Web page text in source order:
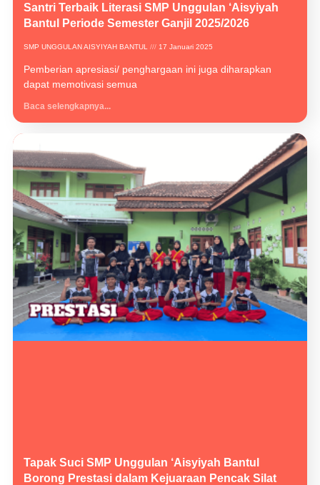
Santri Terbaik Literasi SMP Unggulan ‘Aisyiyah
Bantul Periode Semester Ganjil 2025/2026
SMP UNGGULAN AISYIYAH BANTUL 17 Januari 2025
Pemberian apresiasi/ penghargaan ini juga diharapkan
dapat memotivasi semua
Baca selengkapnya...
Tapak Suci SMP Unggulan ‘Aisyiyah Bantul
Borong Prestasi dalam Kejuaraan Pencak Silat